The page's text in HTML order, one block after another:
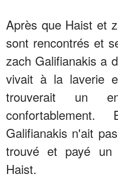
Après que Haist et
sont rencontrés et
zach Galifianakis a
vivait à la laverie
trouverait un
Galifianakis n'ait
trouvé et payé un
Haist.